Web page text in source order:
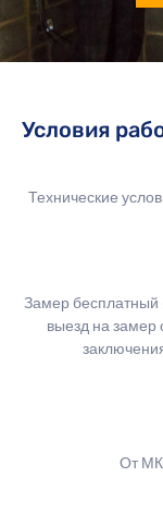
Условия
Технические
Замер бесплатный
выезд на замер
От